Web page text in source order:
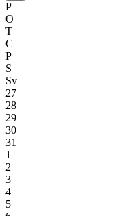
P
O
T
C
P
S
Sv
27
28
29
30
31
1
2
3
4
5